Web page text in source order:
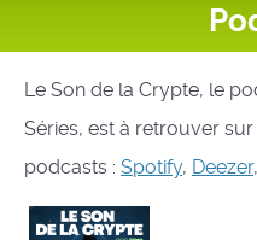
Le Son de la Crypte, le
Séries, est à retrouver
podcasts : Spotify, Deezer,